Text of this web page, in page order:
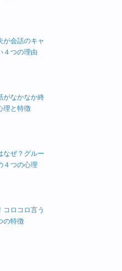
が会話のキャ
４つの理由
がなかなか終
理と特徴
なぜ？グルー
４つの心理
コロコロ言う
の特徴